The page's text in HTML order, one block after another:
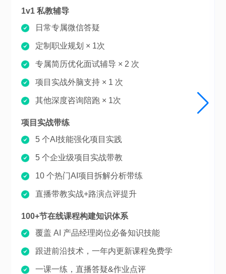
1v1 私教辅导
日常专属微信答疑
定制职业规划 × 1次
专属简历优化面试辅导 × 2 次
项目实战外脑支持 × 1 次
其他深度咨询陪跑 × 1次
项目实战带练
5 个AI技能强化项目实践
5 个企业级项目实战带教
10 个热门AI项目拆解分析带练
直播带教实战+路演点评提升
100+节在线课程构建知识体系
覆盖 AI 产品经理岗位必备知识技能
跟进前沿技术，一年内更新课程免费学
一课一练，直播答疑&作业点评